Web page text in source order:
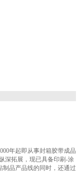
年起即从事封箱胶带成品
深拓展，现已具备印刷-涂
制品产品线的同时，还通过